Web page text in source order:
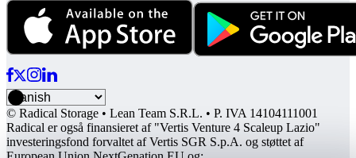
© Radical Storage • Lean Team S.R.L. • P. IVA 14104111001
Radical er også finansieret af "Vertis Venture 4 Scaleup Lazio"
investeringsfond forvaltet af Vertis SGR S.p.A. og støttet af